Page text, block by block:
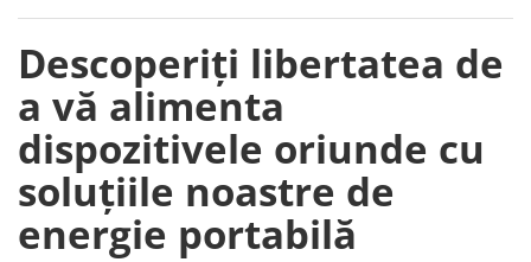
Descoperiți libertatea de
a vă alimenta
dispozitivele oriunde cu
soluțiile noastre de
energie portabilă